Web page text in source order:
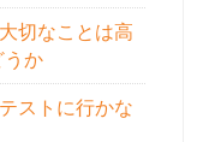
切なことは高
うか
ストに行かな